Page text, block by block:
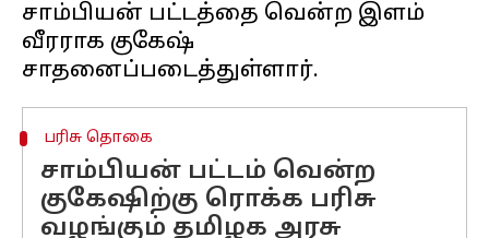
சாம்பியன் பட்டத்தை வென்ற இளம்
வீரராக குகேஷ்
பரிசு தொகை
சாம்பியன் பட்டம் வென்ற
குகேஷிற்கு ரொக்க பரிசு
வழங்கும் தமிழக அரசு